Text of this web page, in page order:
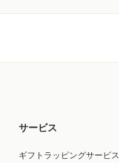
サービス
ギフトラッピングサービス